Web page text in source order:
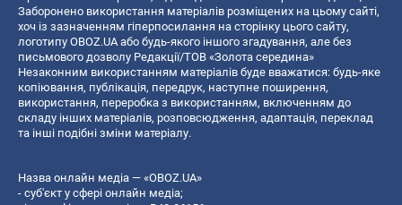
Заборонено використання матеріалів розміщених на цьому сайті,
хоч із зазначенням гіперпосилання на сторінку цього сайту,
логотипу OBOZ.UA або будь-якого іншого згадування, але без
письмового дозволу Редакції/ТОВ «Золота середина»
Незаконним використанням матеріалів буде вважатися: будь-яке
копiювання, публiкацiя, передрук, наступне поширення,
використання, переробка з використанням, включенням до
складу інших матеріалів, розповсюдження, адаптація, переклад
та інші подібні зміни матеріалу.
Назва онлайн медіа — «OBOZ.UA»
- суб'єкт у сфері онлайн медіа;